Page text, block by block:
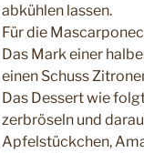
abkühlen lassen.
Für die
Das Mark einer
einen Schuss
Das Dessert wie
zerbröseln und
Apfelstückchen,